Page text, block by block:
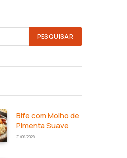
Bife com Molho de
Pimenta Suave
21/06/2026